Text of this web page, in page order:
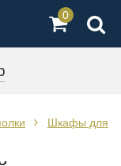
0
Шкафы для